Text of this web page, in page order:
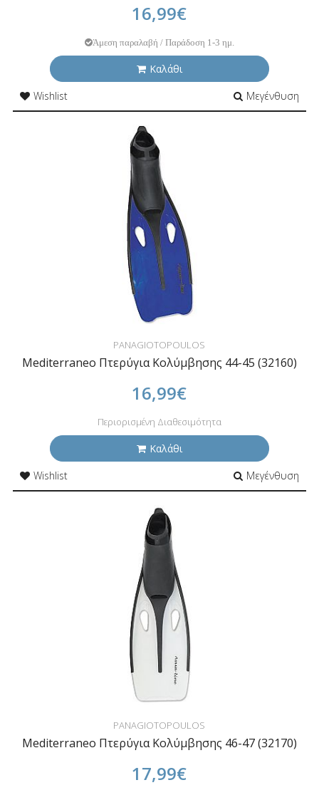
16,99€
Άμεση παραλαβή / Παράδοση 1-3 ημ.
Καλάθι
Wishlist
Μεγένθυση
PANAGIOTOPOULOS
Mediterraneo Πτερύγια Κολύμβησης 44-45 (32160)
16,99€
Περιορισμένη Διαθεσιμότητα
Καλάθι
Wishlist
Μεγένθυση
PANAGIOTOPOULOS
Mediterraneo Πτερύγια Κολύμβησης 46-47 (32170)
17,99€